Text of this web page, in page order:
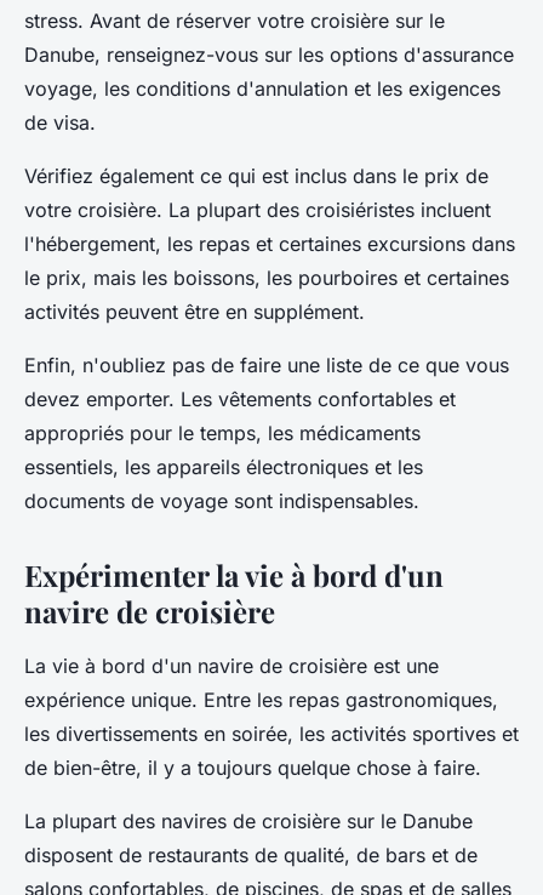
stress. Avant de réserver votre croisière sur le
Danube, renseignez-vous sur les options d'assurance
voyage, les conditions d'annulation et les exigences
de visa.
Vérifiez également ce qui est inclus dans le prix de
votre croisière. La plupart des croisiéristes incluent
l'hébergement, les repas et certaines excursions dans
le prix, mais les boissons, les pourboires et certaines
activités peuvent être en supplément.
Enfin, n'oubliez pas de faire une liste de ce que vous
devez emporter. Les vêtements confortables et
appropriés pour le temps, les médicaments
essentiels, les appareils électroniques et les
documents de voyage sont indispensables.
Expérimenter la vie à bord d'un
navire de croisière
La vie à bord d'un navire de croisière est une
expérience unique. Entre les repas gastronomiques,
les divertissements en soirée, les activités sportives et
de bien-être, il y a toujours quelque chose à faire.
La plupart des navires de croisière sur le Danube
disposent de restaurants de qualité, de bars et de
salons confortables, de piscines, de spas et de salles